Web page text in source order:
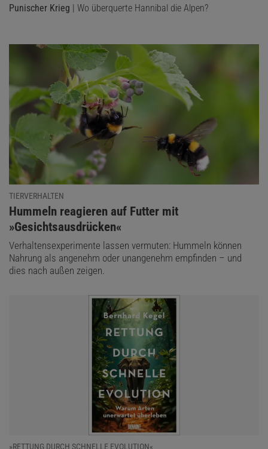
Punischer Krieg | Wo überquerte Hannibal die Alpen?
TIERVERHALTEN
:
Hummeln reagieren auf Futter mit
»Gesichtsausdrücken«
Verhaltensexperimente lassen vermuten: Hummeln können
Nahrung als angenehm oder unangenehm empfinden – und
dies nach außen zeigen.
»RETTUNG DURCH SCHNELLE EVOLUTION«